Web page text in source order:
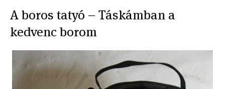
A boros tatyó – Táskámban a
kedvenc borom